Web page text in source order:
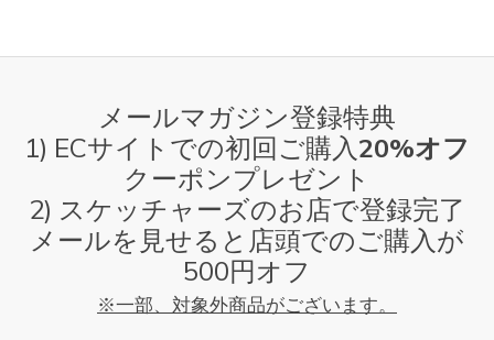
メールマガジン登録特典
1) ECサイトでの初回ご購入20%オフ
クーポンプレゼント
2) スケッチャーズのお店で登録完了
メールを見せると店頭でのご購入が
500円オフ
※一部、対象外商品がございます。